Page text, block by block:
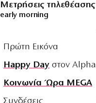
Μετρήσεις τηλεθέασης
early morning
Πρώτη Εικόνα
Happy Day στον Alpha
Κοινωνία Ώρα MEGA